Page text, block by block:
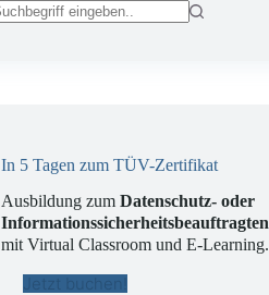
In 5 Tagen zum TÜV-Zertifikat
Ausbildung zumDatenschutz- oder
Informationssicherheitsbeauftragten
mit Virtual Classroom und E-Learning.
Jetzt buchen!